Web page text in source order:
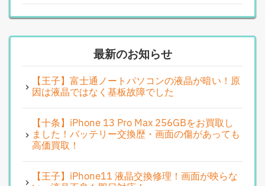
最新のお知らせ
【王子】富士通ノートパソコンの液晶が暗い！原
因は液晶ではなく基板故障でした
【十条】iPhone 13 Pro Max 256GBをお買取し
ました！バッテリー交換歴・画面の傷があっても
高価買取！
【王子】iPhone11 液晶交換修理！画面が映らな